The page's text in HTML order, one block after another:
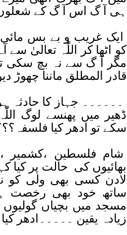
ہی آ گ اس آ گ کے
ایک غریب و بے بس مائی
کو اٹھا کر اللّٰہ تعالیٰ
مگر آ گ سے نہ بچ سکی تو
قادر المطلق ماننا چھوڑ
۔۔۔۔۔۔ جہاز کا حادثہ
ڈھیر میں پھنسے لوگ
سکے تو ادھر کیا
شام فلسطین ،کشمیر
بھائیوں کی حالت پر کیا
لادن کسی بھی ولی کو
ساتھ خود بھی رخصت
مسجد میں بچیاں گولیوں
زیادہ یقین ۔۔۔۔۔ادھر